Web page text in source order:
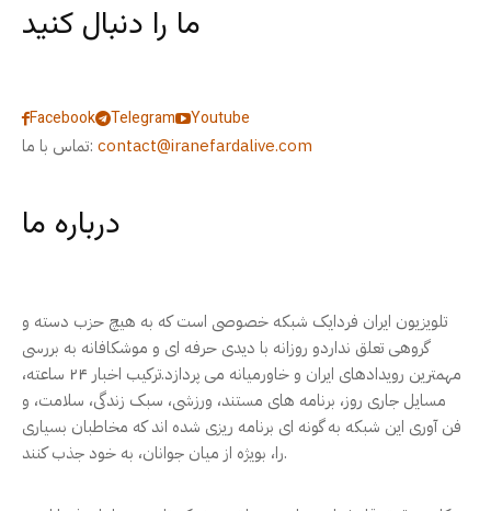
ما را دنبال کنید
Facebook Telegram
Youtube
تماس با ما: contact@iranefardalive.com
درباره ما
تلویزیون ایران فردایک شبکه خصوصی است که به هیچ حزب دسته و
گروهی تعلق نداردو روزانه با دیدی حرفه ای و موشکافانه به بررسی
مهمترین رویدادهای ایران و خاورمیانه می پردازد.ترکیب اخبار ۲۴ ساعته،
مسایل جاری روز، برنامه های مستند، ورزشی، سبک زندگی، سلامت، و
فن آوری این شبکه به گونه ای برنامه ریزی شده اند که مخاطبان بسیاری
را، بویژه از میان جوانان، به خود جذب کنند.